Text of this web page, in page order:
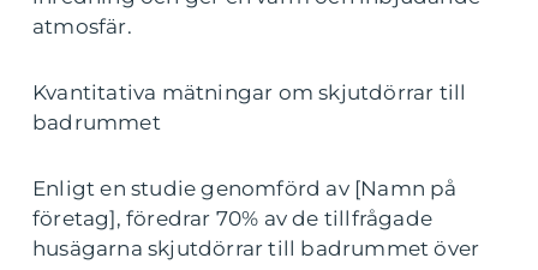
atmosfär.
Kvantitativa mätningar om skjutdörrar till
badrummet
Enligt en studie genomförd av [Namn på
företag], föredrar 70% av de tillfrågade
husägarna skjutdörrar till badrummet över